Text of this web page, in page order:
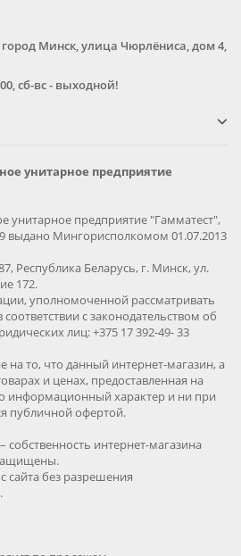
город Минск, улица Чюрлёниса, дом 4,
сб-вс - выходной!
унитарное предприятие
унитарное предприятие "Гамматест",
выдано Мингорисполкомом 01.07.2013
Республика Беларусь, г. Минск, ул.
172.
уполномоченной рассматривать
с законодательством об
лиц: +375 17 392-49- 33
то, что данный интернет-магазин, а
и ценах, предоставленная на
информационный характер и ни при
публичной офертой.
собственность интернет-магазина
без разрешения